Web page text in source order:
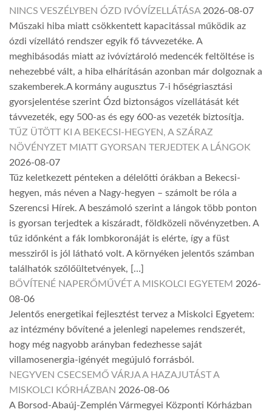
NINCS VESZÉLYBEN ÓZD IVÓVÍZELLÁTÁSA 2026-08-07
Műszaki hiba miatt csökkentett kapacitással működik az
ózdi vízellátó rendszer egyik fő távvezetéke. A
meghibásodás miatt az ivóvíztároló medencék feltöltése is
nehezebbé vált, a hiba elhárításán azonban már dolgoznak a
szakemberek.A kormány augusztus 7-i hőségriasztási
gyorsjelentése szerint Ózd biztonságos vízellátását két
távvezeték, egy 500-as és egy 600-as vezeték biztosítja.
TŰZ ÜTÖTT KI A BEKECSI-HEGYEN, A SZÁRAZ
NÖVÉNYZET MIATT GYORSAN TERJEDTEK A LÁNGOK
2026-08-07
Tűz keletkezett pénteken a délelőtti órákban a Bekecsi-
hegyen, más néven a Nagy-hegyen – számolt be róla a
Szerencsi Hírek. A beszámoló szerint a lángok több ponton
is gyorsan terjedtek a kiszáradt, földközeli növényzetben. A
tűz időnként a fák lombkoronáját is elérte, így a füst
messziről is jól látható volt. A környéken jelentős számban
találhatók szőlőültetvények, […]
BŐVÍTENÉ NAPERŐMŰVÉT A MISKOLCI EGYETEM 2026-
08-06
Jelentős energetikai fejlesztést tervez a Miskolci Egyetem:
az intézmény bővítené a jelenlegi napelemes rendszerét,
hogy még nagyobb arányban fedezhesse saját
villamosenergia-igényét megújuló forrásból.
NEGYVEN CSECSEMŐ VÁRJA A HAZAJUTÁST A
MISKOLCI KÓRHÁZBAN 2026-08-06
A Borsod-Abaúj-Zemplén Vármegyei Központi Kórházban